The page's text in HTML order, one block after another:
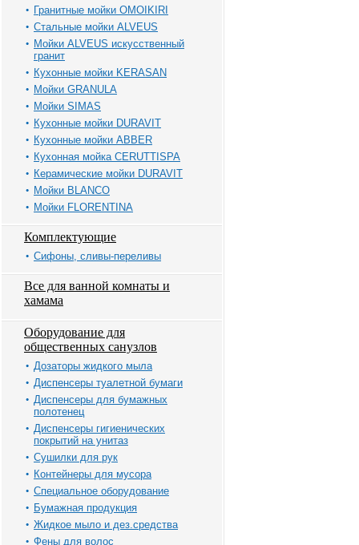
Гранитные мойки OMOIKIRI
Стальные мойки ALVEUS
Мойки ALVEUS искусственный
гранит
Кухонные мойки KERASAN
Мойки GRANULA
Мойки SIMAS
Кухонные мойки DURAVIT
Кухонные мойки ABBER
Кухонная мойка CERUTTISPA
Керамические мойки DURAVIT
Мойки BLANCO
Мойки FLORENTINA
Комплектующие
Сифоны, сливы-переливы
Все для ванной комнаты и
хамама
Оборудование для
общественных санузлов
Дозаторы жидкого мыла
Диспенсеры туалетной бумаги
Диспенсеры для бумажных
полотенец
Диспенсеры гигиенических
покрытий на унитаз
Сушилки для рук
Контейнеры для мусора
Специальное оборудование
Бумажная продукция
Жидкое мыло и дез.средства
Фены для волос